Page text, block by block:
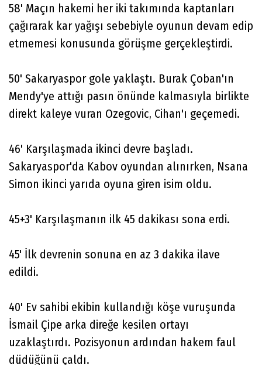
58' Maçın hakemi her iki takımında kaptanları
çağırarak kar yağışı sebebiyle oyunun devam edip
etmemesi konusunda görüşme gerçekleştirdi.
50' Sakaryaspor gole yaklaştı. Burak Çoban'ın
Mendy'ye attığı pasın önünde kalmasıyla birlikte
direkt kaleye vuran Ozegovic, Cihan'ı geçemedi.
46' Karşılaşmada ikinci devre başladı.
Sakaryaspor'da Kabov oyundan alınırken, Nsana
Simon ikinci yarıda oyuna giren isim oldu.
45+3' Karşılaşmanın ilk 45 dakikası sona erdi.
45' İlk devrenin sonuna en az 3 dakika ilave
edildi.
40' Ev sahibi ekibin kullandığı köşe vuruşunda
İsmail Çipe arka direğe kesilen ortayı
uzaklaştırdı. Pozisyonun ardından hakem faul
düdüğünü çaldı.